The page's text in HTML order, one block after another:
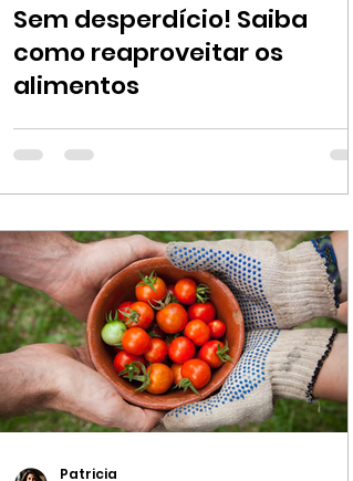
Sem desperdício! Saiba
como reaproveitar os
alimentos
Patricia